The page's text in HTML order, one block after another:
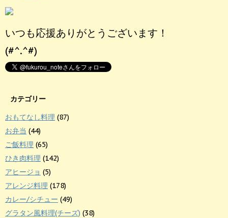
いつも応援ありがとうございます！
(#^.^#)
カテゴリー
おもてなし料理 (87)
お弁当 (44)
ご飯料理 (65)
ひき肉料理 (142)
アヒージョ (5)
アレンジ料理 (178)
カレー/シチュー (49)
グラタン風料理(チーズ) (38)